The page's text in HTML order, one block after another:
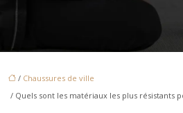
/ Chaussures de ville
/ Quels sont les matériaux les plus résistants